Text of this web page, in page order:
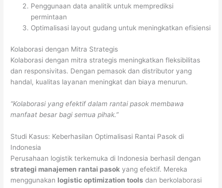
Penggunaan data analitik untuk memprediksi
permintaan
Optimalisasi layout gudang untuk meningkatkan efisiensi
Kolaborasi dengan Mitra Strategis
Kolaborasi dengan mitra strategis meningkatkan fleksibilitas
dan responsivitas. Dengan pemasok dan distributor yang
handal, kualitas layanan meningkat dan biaya menurun.
“Kolaborasi yang efektif dalam rantai pasok membawa
manfaat besar bagi semua pihak.”
Studi Kasus: Keberhasilan Optimalisasi Rantai Pasok di
Indonesia
Perusahaan logistik terkemuka di Indonesia berhasil dengan
strategi manajemen rantai pasok yang efektif. Mereka
menggunakan logistic optimization tools dan berkolaborasi